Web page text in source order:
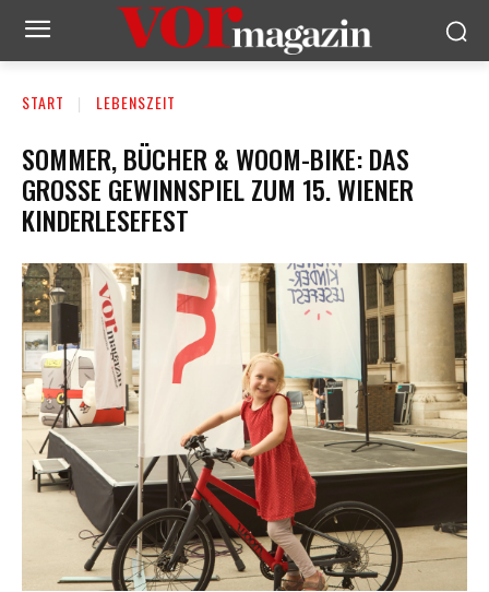
START LEBENSZEIT
SOMMER, BÜCHER & WOOM-BIKE: DAS
GROSSE GEWINNSPIEL ZUM 15. WIENER K
INDERLESEFEST